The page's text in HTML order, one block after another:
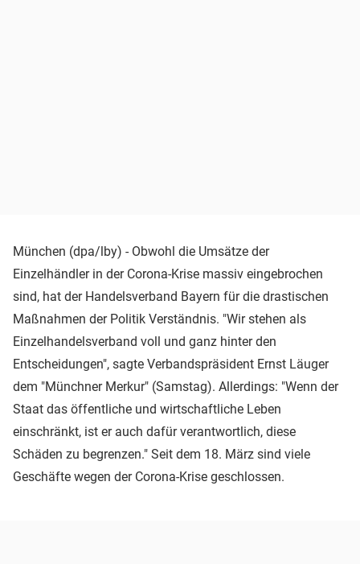
München (dpa/lby) - Obwohl die Umsätze der
Einzelhändler in der Corona-Krise massiv eingebrochen
sind, hat der Handelsverband Bayern für die drastischen
Maßnahmen der Politik Verständnis. "Wir stehen als
Einzelhandelsverband voll und ganz hinter den
Entscheidungen", sagte Verbandspräsident Ernst Läuger
dem "Münchner Merkur" (Samstag). Allerdings: "Wenn der
Staat das öffentliche und wirtschaftliche Leben
einschränkt, ist er auch dafür verantwortlich, diese
Schäden zu begrenzen." Seit dem 18. März sind viele
Geschäfte wegen der Corona-Krise geschlossen.